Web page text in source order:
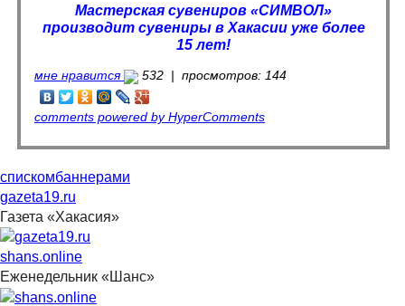
Мастерская сувениров «СИМВОЛ»
производит сувениры в Хакасии уже более
15 лет!
мне нравится 532 | просмотров: 144
comments powered by HyperComments
спискомбаннерами
gazeta19.ru
Газета «Хакасия»
shans.online
Еженедельник «Шанс»